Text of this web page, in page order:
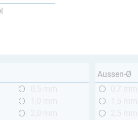
Aussen-Ø